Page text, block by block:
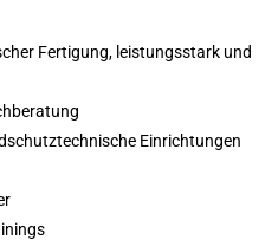
Fertigung, leistungsstark und
Einrichtungen